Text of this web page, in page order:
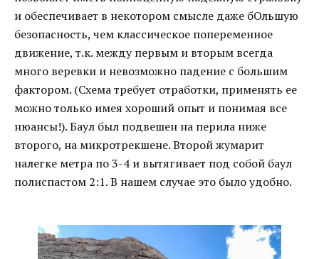
и обеспечивает в некотором смысле даже бОльшую
безопасность, чем классическое попеременное
движение, т.к. между первым и вторым всегда
много веревки и невозможно падение с большим
фактором. (Схема требует отработки, применять ее
можно только имея хороший опыт и понимая все
нюансы!). Баул был подвешен на перила ниже
второго, на микротрекшене. Второй жумарит
налегке метра по 3-4 и вытягивает под собой баул
полиспастом 2:1. В нашем случае это было удобно.